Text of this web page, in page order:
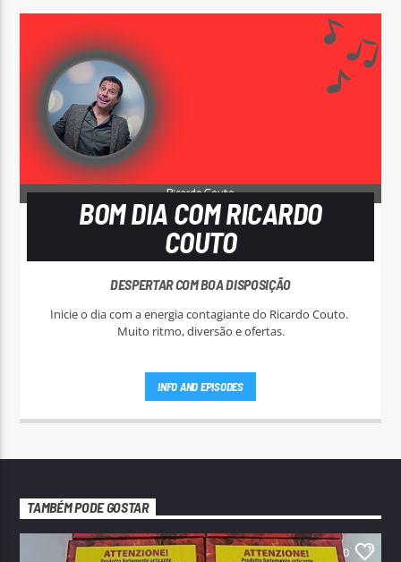
BOM DIA COM RICARDO
COUTO
DESPERTAR COM BOA DISPOSIÇÃO
Inicie o dia com a energia contagiante do Ricardo Couto.
Muito ritmo, diversão e ofertas.
INFO AND EPISODES
TAMBÉM PODE GOSTAR
0